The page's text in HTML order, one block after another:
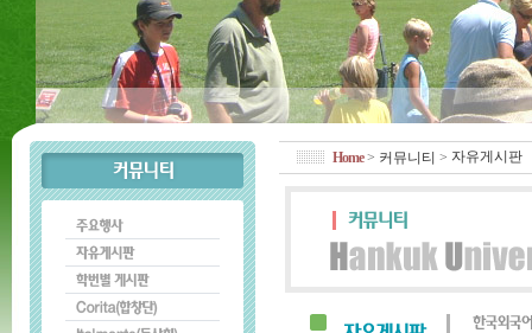
Home> 커뮤니티 > 자유게시판